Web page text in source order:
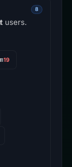
8
users.
19